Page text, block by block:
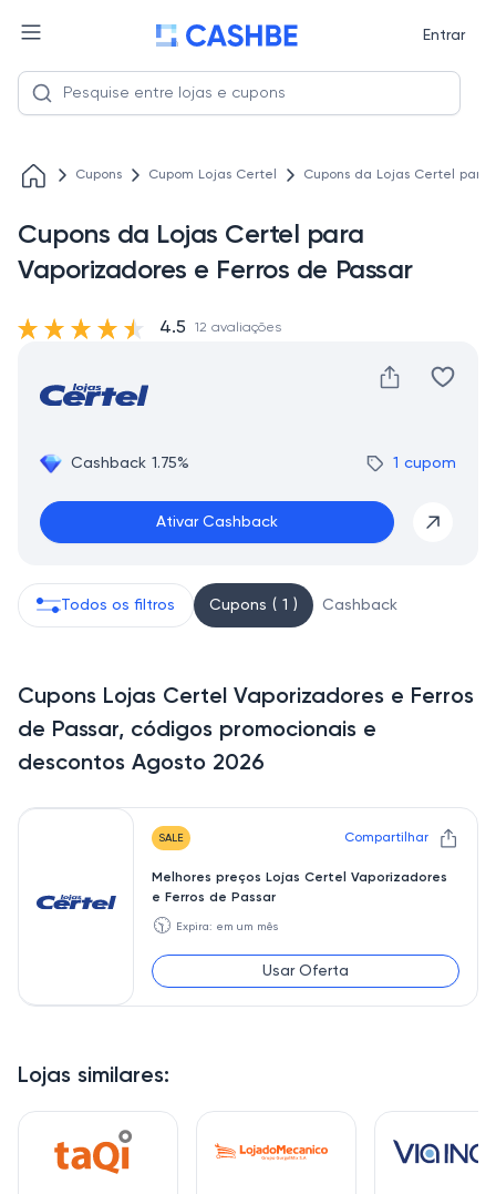
Entrar
Cupons Cupom Lojas Certel Cupons da Lojas Certel para
Cupons da Lojas Certel para
Vaporizadores e Ferros de Passar
Cashback 1.75% 1 cupom
Ativar Cashback
4.5 12 avaliações
Lojas similares:
Todos os filtros Cupons ( 1 ) Cashback
Cupons Lojas Certel Vaporizadores e Ferros
de Passar, códigos promocionais e
descontos Agosto 2026
SALE Compartilhar
Melhores preços Lojas Certel Vaporizadores
e Ferros de Passar
🕥 Expira: em um mês
Usar Oferta